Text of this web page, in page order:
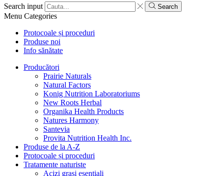
Search input Search
Menu Categories
Protocoale și proceduri
Produse noi
Info sănătate
Producători
Prairie Naturals
Natural Factors
Konig Nutrition Laboratoriums
New Roots Herbal
Organika Health Products
Natures Harmony
Santevia
Provita Nutrition Health Inc.
Produse de la A-Z
Protocoale și proceduri
Tratamente naturiste
Acizi grași esențiali